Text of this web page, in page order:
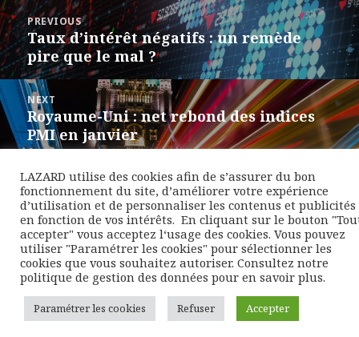
Navigation
de
l’article
PREVIOUS
Previous
post:
Taux d’intérêt négatifs : un remède
pire que le mal ?
NEXT
Next
post:
Royaume-Uni : net rebond des indices
PMI en janvier
LAZARD utilise des cookies afin de s’assurer du bon
fonctionnement du site, d’améliorer votre expérience
d’utilisation et de personnaliser les contenus et publicités
en fonction de vos intérêts. ​ En cliquant sur le bouton
accepter" vous acceptez l‘usage des cookies. Vous pouvez
utiliser "Paramétrer les cookies" pour sélectionner les
cookies que vous souhaitez autoriser. Consultez notre
politique de gestion des données pour en savoir plus.
Paramétrer les cookies Refuser Accepter